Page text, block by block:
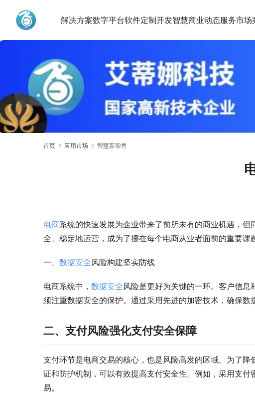
解决方案数字平台软件定制开发智慧商业动态服务市场
首页 应用市场 智慧新零售
电商系统的快速发展为企业带来了前所未有的商业机遇，但
全、稳定地运营，成为了摆在每个电商从业者面前的重要课
一、 数据安全风险构建坚实防线
电商系统中， 数据安全风险是更好为关键的一环。客户信
须注重数据安全的保护。通过采用先进的加密技术，确保
二、支付风险强化支付安全保障
支付环节是电商交易的核心，也是风险高发的区域。为了
证和防护机制，可以有效提高支付安全性。例如，采用支
易。